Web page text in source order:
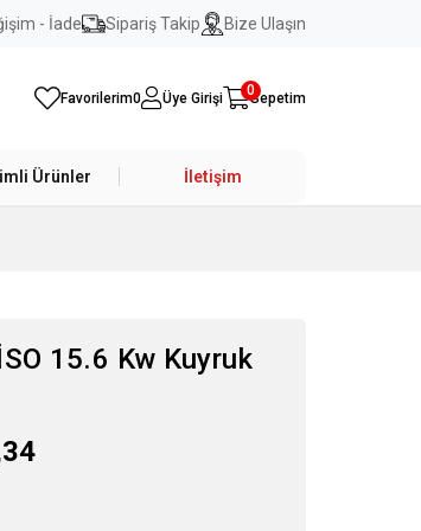
- İade Sipariş Takip Bize Ulaşın
Favorilerim0 Üye Girişi Sepetim
0
Ürünler İletişim
15.6 Kw Kuyruk